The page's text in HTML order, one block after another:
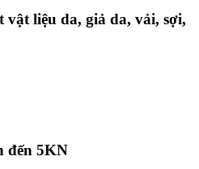
vật liệu da, giả da, vải, sợi,
đến 5KN